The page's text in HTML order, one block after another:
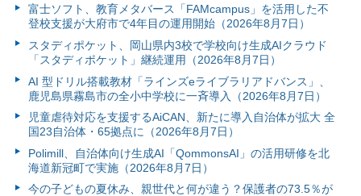
富⼠ソフト、教育メタバース「FAMcampus」を活用した不
登校支援が大府市で4年目の運用開始（2026年8月7日）
スタディポケット、岡山県内3校で学校向け生成AIクラウド
「スタディポケット」継続運用（2026年8月7日）
AI 型ドリル搭載教材「ラインズeライブラリアドバンス」、
鹿児島県霧島市の全小中学校に一斉導入（2026年8月7日）
児童虐待対応を支援するAiCAN、新たに導入自治体が拡大 全
国23自治体・65拠点に（2026年8月7日）
Polimill、自治体向け生成AI「QommonsAI」の活用研修を北
海道新冠町で実施（2026年8月7日）
今の子どもの夏休み、親世代と何が違う？保護者の73.5％が